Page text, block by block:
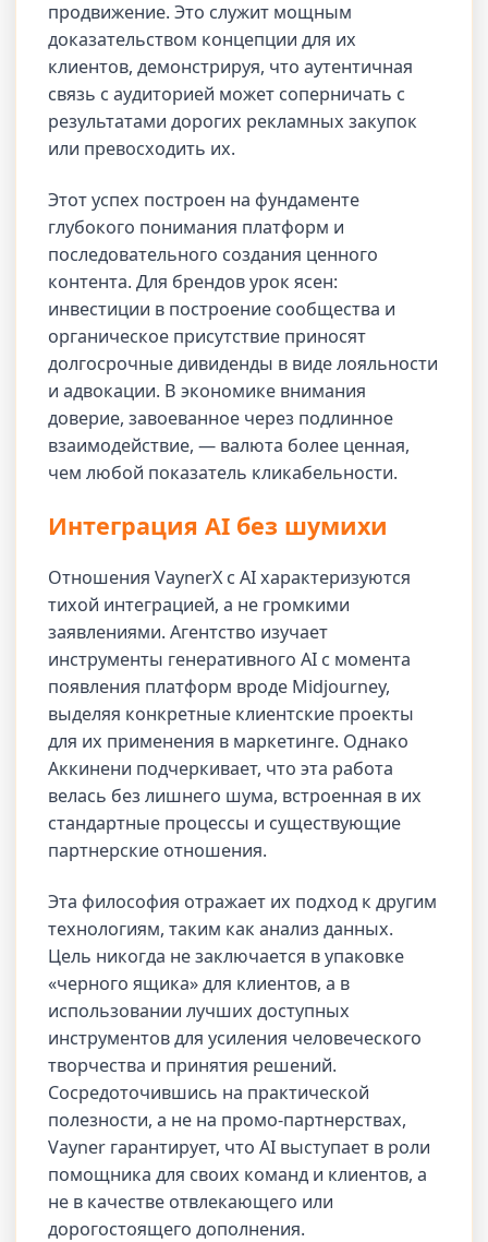
продвижение. Это служит мощным
доказательством концепции для их
клиентов, демонстрируя, что аутентичная
связь с аудиторией может соперничать с
результатами дорогих рекламных закупок
или превосходить их.
Этот успех построен на фундаменте
глубокого понимания платформ и
последовательного создания ценного
контента. Для брендов урок ясен:
инвестиции в построение сообщества и
органическое присутствие приносят
долгосрочные дивиденды в виде лояльности
и адвокации. В экономике внимания
доверие, завоеванное через подлинное
взаимодействие, — валюта более ценная,
чем любой показатель кликабельности.
Интеграция AI без шумихи
Отношения VaynerX с AI характеризуются
тихой интеграцией, а не громкими
заявлениями. Агентство изучает
инструменты генеративного AI с момента
появления платформ вроде Midjourney,
выделяя конкретные клиентские проекты
для их применения в маркетинге. Однако
Аккинени подчеркивает, что эта работа
велась без лишнего шума, встроенная в их
стандартные процессы и существующие
партнерские отношения.
Эта философия отражает их подход к другим
технологиям, таким как анализ данных.
Цель никогда не заключается в упаковке
«черного ящика» для клиентов, а в
использовании лучших доступных
инструментов для усиления человеческого
творчества и принятия решений.
Сосредоточившись на практической
полезности, а не на промо-партнерствах,
Vayner гарантирует, что AI выступает в роли
помощника для своих команд и клиентов, а
не в качестве отвлекающего или
дорогостоящего дополнения.